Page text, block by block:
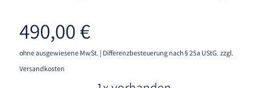
490,00€
ohne ausgewiesene MwSt. | Differenzbesteuerung nach § 25a UStG. zzgl.
Versandkosten